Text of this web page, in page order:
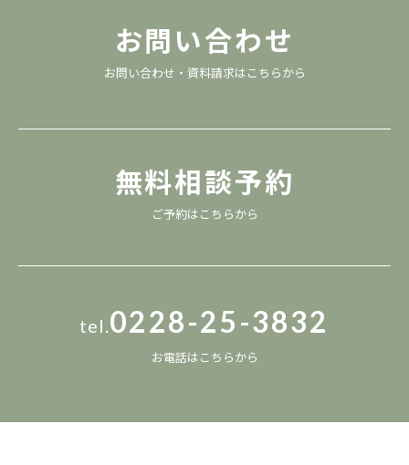
お問い合わせ
お問い合わせ・資料請求はこちらから
無料相談予約
ご予約はこちらから
tel.0228-25-3832
お電話はこちらから